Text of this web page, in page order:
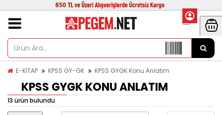
E-KİTAP KPSS GY-GK KPSS GYGK Konu Anlatım
KPSS GYGK KONU ANLATIM
13 ürün bulundu